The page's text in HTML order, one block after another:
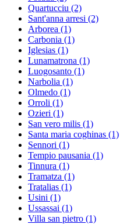
Quartucciu (2)
Sant'anna arresi (2)
Arborea (1)
Carbonia (1)
Iglesias (1)
Lunamatrona (1)
Luogosanto (1)
Narbolia (1)
Olmedo (1)
Orroli (1)
Ozieri (1)
San vero milis (1)
Santa maria coghinas (1)
Sennori (1)
Tempio pausania (1)
Tinnura (1)
Tramatza (1)
Tratalias (1)
Usini (1)
Ussassai (1)
Villa san pietro (1)